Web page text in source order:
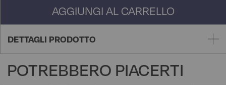
AGGIUNGI AL CARRELLO
DETTAGLI PRODOTTO
POTREBBERO PIACERTI